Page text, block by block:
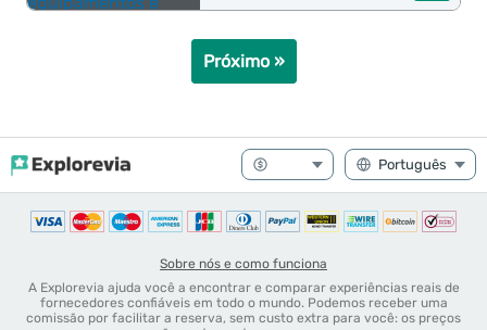
Próximo »
Sobre nós e como funciona
A Explorevia ajuda você a encontrar e comparar experiências reais de
fornecedores confiáveis em todo o mundo. Podemos receber uma
comissão por facilitar a reserva, sem custo extra para você: os preços